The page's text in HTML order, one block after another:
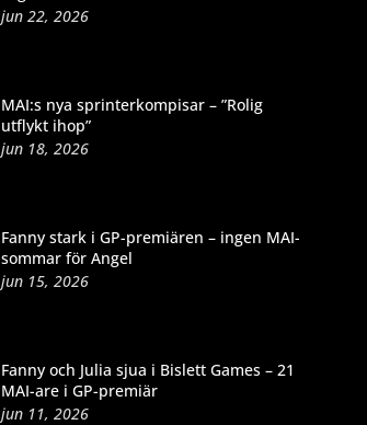
jun 22, 2026
MAI:s nya sprinterkompisar – ”Rolig
utflykt ihop”
jun 18, 2026
Fanny stark i GP-premiären – ingen MAI-
sommar för Angel
jun 15, 2026
Fanny och Julia sjua i Bislett Games – 21
MAI-are i GP-premiär
jun 11, 2026